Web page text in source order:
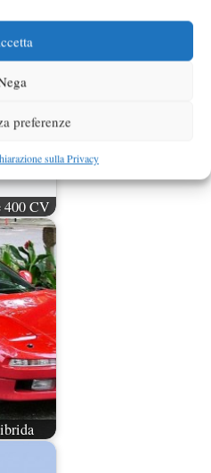
preferenze
sulla Privacy
400 CV